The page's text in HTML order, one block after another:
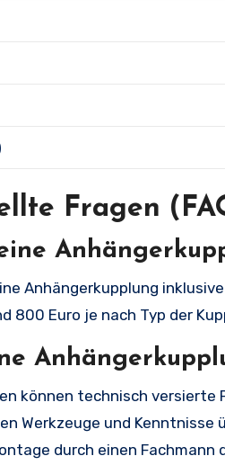
Fragen
Anhängerkupplung
800 Euro je nach Typ der
können technisch
Werkzeuge und Kenntnisse
durch einen Fachmann